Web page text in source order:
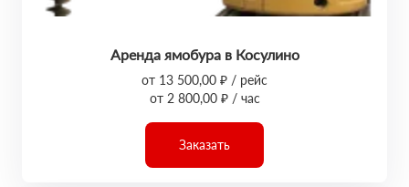
Аренда ямобура в Косулино
от 13 500,00 ₽ / рейс
от 2 800,00 ₽ / час
Заказать